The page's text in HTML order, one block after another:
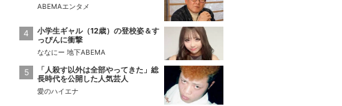
ABEMAエンタメ
小学生ギャル（12歳）の登校姿＆す
っぴんに衝撃
ななにー 地下ABEMA
「人殺す以外は全部やってきた」総
長時代を公開した人気芸人
愛のハイエナ